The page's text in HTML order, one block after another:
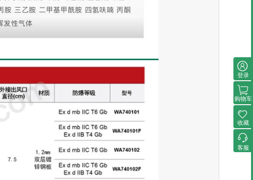
登录
购物车
收藏
客服